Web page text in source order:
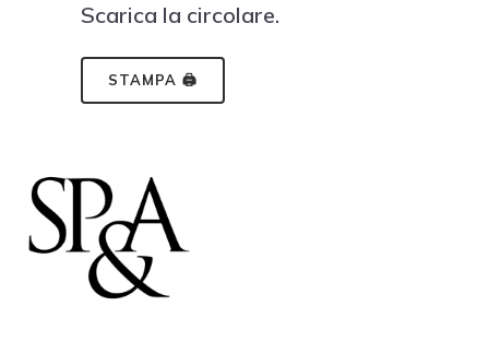
Scarica la circolare.
STAMPA 🖨